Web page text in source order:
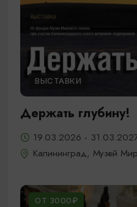
ВЫСТАВКИ
Держать глубину!
19.03.2026 -
Калининград, Музей
ОТ 3000₽